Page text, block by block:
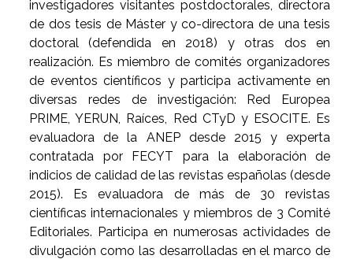
investigadores visitantes postdoctorales, directora
de dos tesis de Máster y co-directora de una tesis
doctoral (defendida en 2018) y otras dos en
realización. Es miembro de comités organizadores
de eventos científicos y participa activamente en
diversas redes de investigación: Red Europea
PRIME, YERUN, Raíces, Red CTyD y ESOCITE. Es
evaluadora de la ANEP desde 2015 y experta
contratada por FECYT para la elaboración de
indicios de calidad de las revistas españolas (desde
2015). Es evaluadora de más de 30 revistas
científicas internacionales y miembros de 3 Comité
Editoriales. Participa en numerosas actividades de
divulgación como las desarrolladas en el marco de